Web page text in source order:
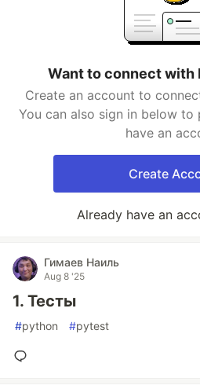
Want to connect with
Create an account to
You can also sign in below
have an
Create
Already have an
Гимаев Наиль
Aug 8 '25
1. Тесты
#python #pytest